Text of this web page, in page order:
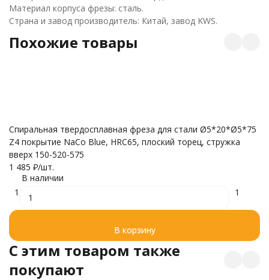
Материал корпуса фрезы: сталь.
Страна и завод производитель: Китай, завод KWS.
Похожие товары
Спиральная твердосплавная фреза для стали Ø5*20*Ø5*75
Z4 покрытие NaCo Blue, HRC65, плоский торец, стружка
вверх 150-520-575
1 485 ₽/шт.
В наличии
1
1
В корзину
C этим товаром также
покупают